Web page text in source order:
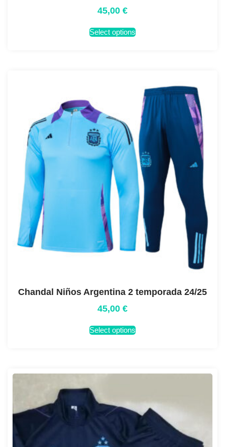
45,00 €
Select options
Chandal Niños Argentina 2 temporada 24/25
45,00 €
Select options